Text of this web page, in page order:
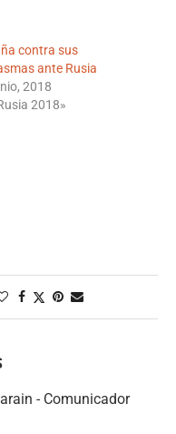
contra sus
ante Rusia
2018
2018»
- Comunicador